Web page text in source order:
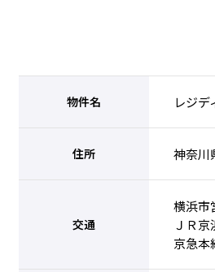
物件名 レジ
住所 神奈川
交通
横浜市
ＪＲ
京急本